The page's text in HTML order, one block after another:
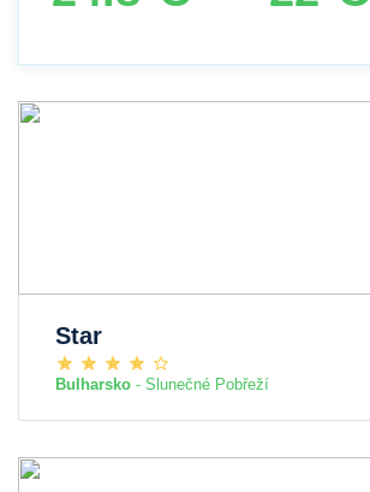
Star
Bulharsko - Slunečné Pobřeží